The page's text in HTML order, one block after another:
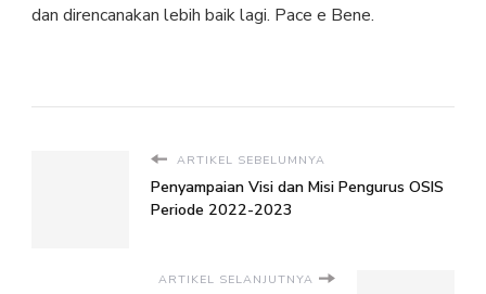
dan direncanakan lebih baik lagi. Pace e Bene.
ARTIKEL SEBELUMNYA
Penyampaian Visi dan Misi Pengurus OSIS
Periode 2022-2023
ARTIKEL SELANJUTNYA